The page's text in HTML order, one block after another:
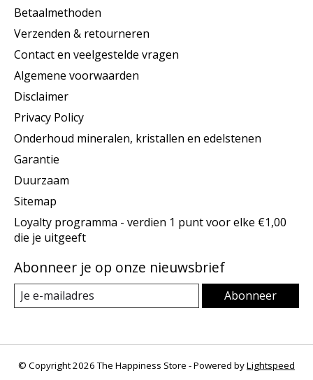
Betaalmethoden
Verzenden & retourneren
Contact en veelgestelde vragen
Algemene voorwaarden
Disclaimer
Privacy Policy
Onderhoud mineralen, kristallen en edelstenen
Garantie
Duurzaam
Sitemap
Loyalty programma - verdien 1 punt voor elke €1,00
die je uitgeeft
Abonneer je op onze nieuwsbrief
Abonneer
© Copyright 2026 The Happiness Store - Powered byLightspeed